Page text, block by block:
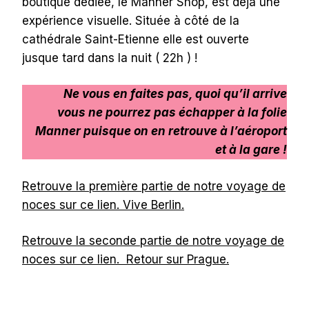
expérience visuelle. Située à côté de la
cathédrale Saint-Etienne elle est ouverte
jusque tard dans la nuit ( 22h ) !
Ne vous en faites pas, quoi qu’il arrive
vous ne pourrez pas échapper à la folie
Manner puisque on en retrouve à l’aéroport
et à la gare !
Retrouve la première partie de notre voyage de
noces sur ce lien. Vive Berlin.
Retrouve la seconde partie de notre voyage de
noces sur ce lien. Retour sur Prague.